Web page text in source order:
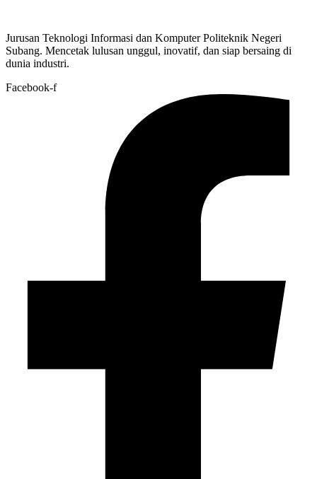
Jurusan Teknologi Informasi dan Komputer Politeknik Negeri
Subang. Mencetak lulusan unggul, inovatif, dan siap bersaing di
dunia industri.
Facebook-f